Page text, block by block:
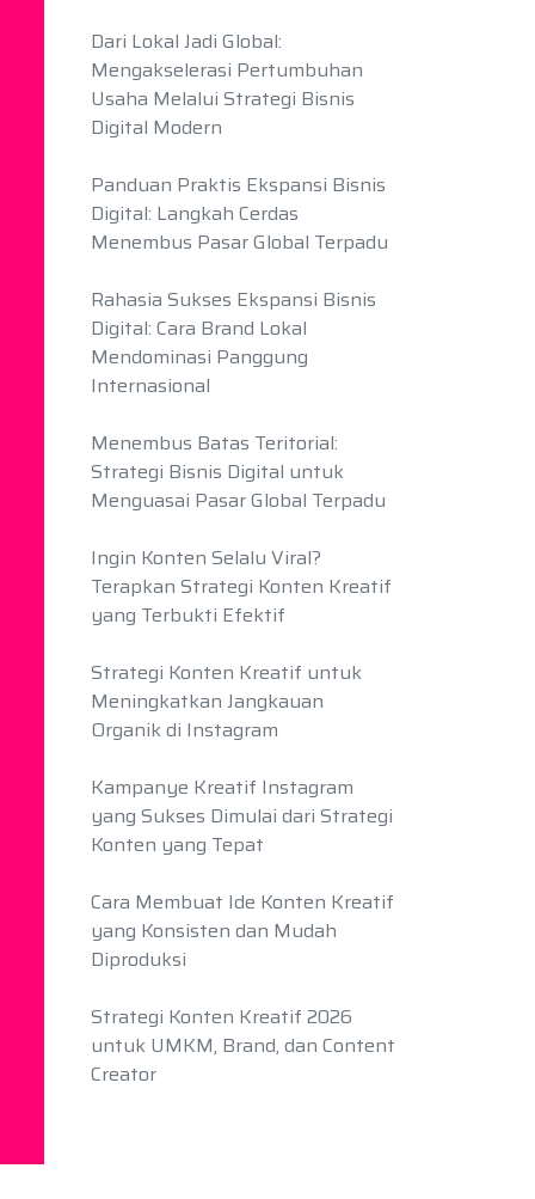
Dari Lokal Jadi Global:
Mengakselerasi Pertumbuhan
Usaha Melalui Strategi Bisnis
Digital Modern
Panduan Praktis Ekspansi Bisnis
Digital: Langkah Cerdas
Menembus Pasar Global Terpadu
Rahasia Sukses Ekspansi Bisnis
Digital: Cara Brand Lokal
Mendominasi Panggung
Internasional
Menembus Batas Teritorial:
Strategi Bisnis Digital untuk
Menguasai Pasar Global Terpadu
Ingin Konten Selalu Viral?
Terapkan Strategi Konten Kreatif
yang Terbukti Efektif
Strategi Konten Kreatif untuk
Meningkatkan Jangkauan
Organik di Instagram
Kampanye Kreatif Instagram
yang Sukses Dimulai dari Strategi
Konten yang Tepat
Cara Membuat Ide Konten Kreatif
yang Konsisten dan Mudah
Diproduksi
Strategi Konten Kreatif 2026
untuk UMKM, Brand, dan Content
Creator